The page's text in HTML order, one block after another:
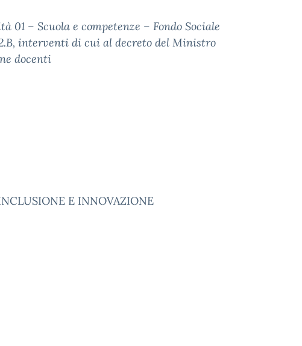
01 – Scuola e competenze – Fondo Sociale
interventi di cui al decreto del Ministro
docenti
E INNOVAZIONE